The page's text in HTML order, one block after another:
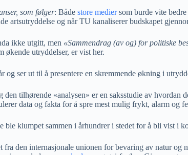
som følger: Både store mediersom burde vite bedre
artsutryddelse og når TU kanaliserer budskapet
ikke utgitt, men «Sammendrag (av og) for politiske
økende utryddelser, er vist her.
og ser ut til å presentere en skremmende økning i
den tilhørende «analysen» er en saksstudie av hvordan
data og fakta for å spre mest mulig frykt, alarm og
ble klumpet sammen i århundrer i stedet for å bli vist i
fra den internasjonale unionen for bevaring av natur og